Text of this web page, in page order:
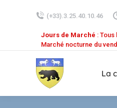
(+33).3.25.40.10.46
Jours de Marché :
Marché nocturne du
La